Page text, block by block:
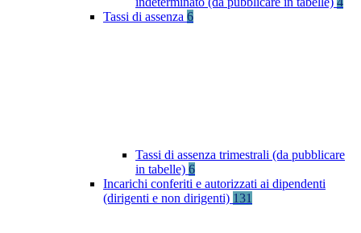
Tassi di assenza 6
Tassi di assenza trimestrali (da pubblicare
in tabelle) 6
Incarichi conferiti e autorizzati ai dipendenti
(dirigenti e non dirigenti) 131